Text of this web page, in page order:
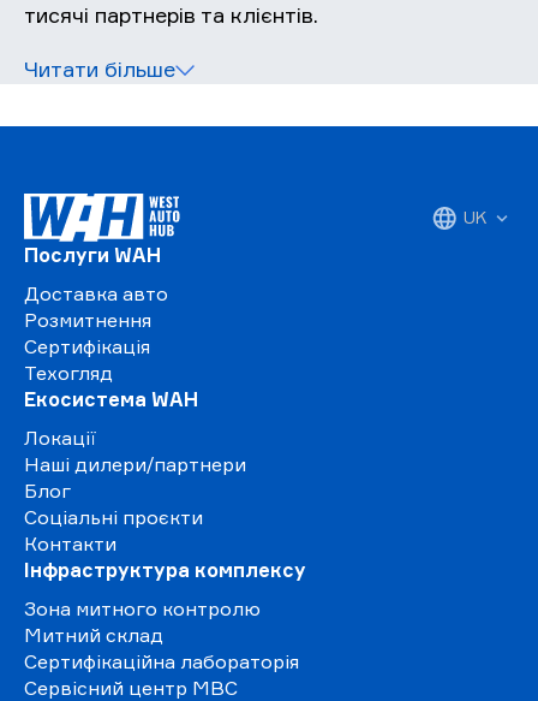
тисячі партнерів та клієнтів.
Читати більше
UK
Послуги WAH
Доставка авто
Розмитнення
Сертифікація
Техогляд
Екосистема WAH
Локації
Наші дилери/партнери
Блог
Соціальні проєкти
Контакти
Інфраструктура комплексу
Зона митного контролю
Митний склад
Сертифікаційна лабораторія
Сервісний центр МВС